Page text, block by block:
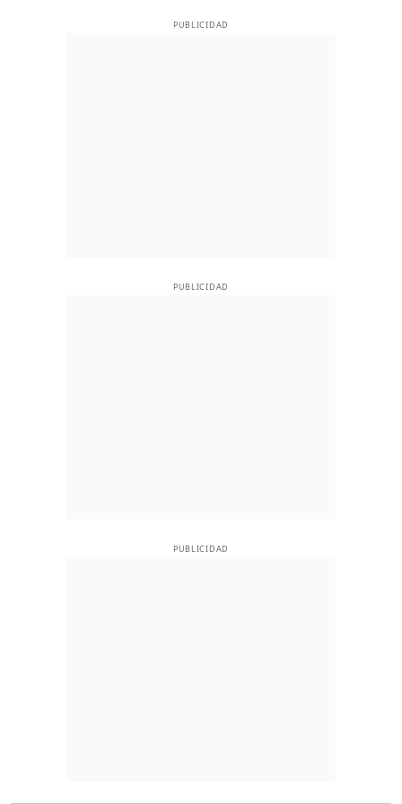
PUBLICIDAD
PUBLICIDAD
PUBLICIDAD